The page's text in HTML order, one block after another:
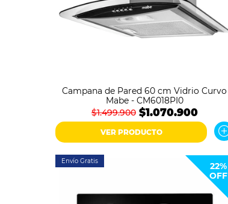
Campana de Pared 60 cm Vidrio Curvo
Mabe - CM6018PI0
$1.499.900 $1.070.900
VER PRODUCTO
Envío Gratis
22%
OFF